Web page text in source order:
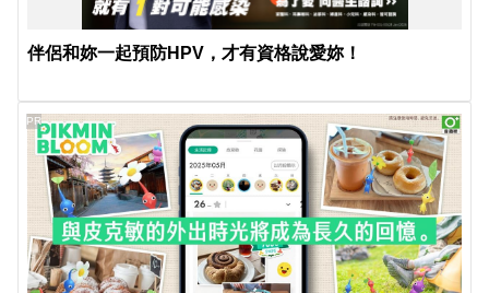
伴侶和妳一起預防HPV，才有資格說愛妳！
PR